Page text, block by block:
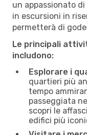
un appassionato
in escursioni in
permetterà di
Le principali
includono:
Esplorare i
quartieri più
tempo
passeggiata
scopri le
edifici più